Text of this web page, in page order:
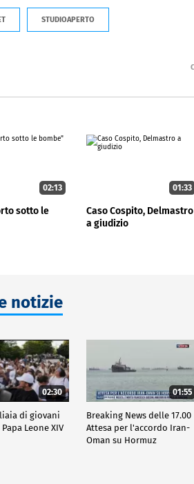
STUDIOAPERTO
02:13
sotto le
01:33
Caso Cospito, Delmastro
a giudizio
notizie
02:30
di giovani
Leone XIV
01:55
Breaking News delle 17.00 |
Attesa per l'accordo Iran-
Oman su Hormuz